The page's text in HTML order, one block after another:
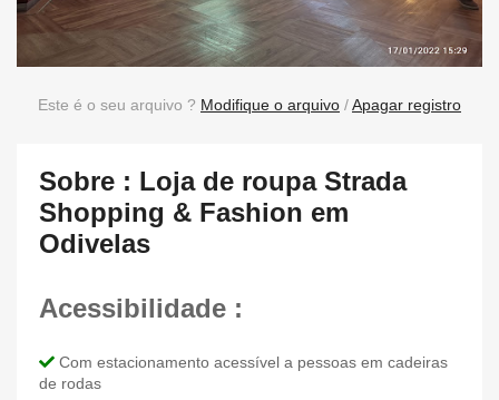
Este é o seu arquivo ? Modifique o arquivo /Apagar registro
Sobre : Loja de roupa Strada
Shopping & Fashion em
Odivelas
Acessibilidade :
Com estacionamento acessível a pessoas em cadeiras
de rodas